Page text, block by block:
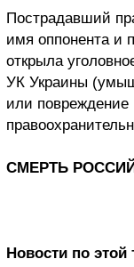
Пострадавший
имя оппонента и
открыла
УК Украины
или повреждение
СМЕРТЬ
Новости по этой